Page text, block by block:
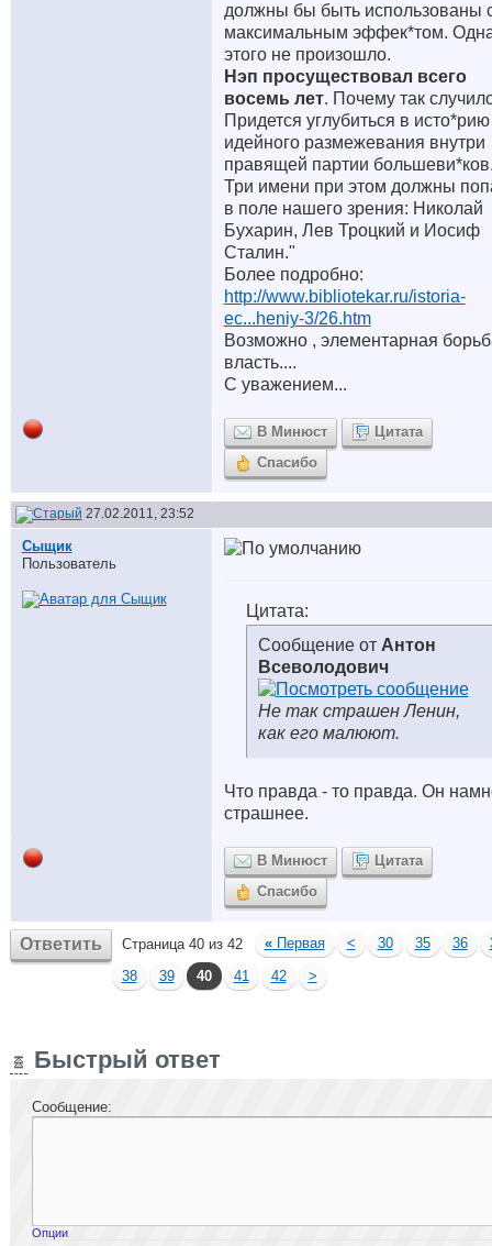
должны бы быть использованы
максимальным эффек*том.
этого не произошло.
Нэп просуществовал всего
восемь лет. Почему так
Придется углубиться в исто*рию
идейного размежевания внутри
правящей партии
Три имени при этом должны
в поле нашего зрения: Николай
Бухарин, Лев Троцкий и Иосиф
Сталин."
Более подробно:
http://www.bibliotekar.ru/istoria-
ec...heniy-3/26.htm
Возможно , элементарная
власть....
С уважением...
В Минюст
Цитата
Спасибо
27.02.2011, 23:52
Сыщик
Пользователь
Цитата:
Сообщение от Антон
Всеволодович
Не так страшен Ленин,
как его малюют.
Что правда - то правда. Он
страшнее.
В Минюст
Цитата
Спасибо
Ответить Страница 40 из 42 «Первая < 30 35 36
38
39 40 41 42 >
Быстрый ответ
Сообщение:
Опции